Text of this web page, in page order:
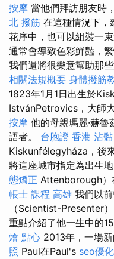
按摩 當他們拜訪朋友時
北 撥筋 在這種情況下，
花序中，也可以組裝一
通常會導致色彩鮮豔，
我們還將很樂意幫助那
相關法規概要 身體撥筋
1823年1月1日出生於
IstvánPetrovics，大師
按摩 他的母親瑪麗·赫
語者。 台胞證 香港 沾黏
Kiskunfélegyháza，後
將這座城市指定為出生
態矯正 Attenborough）
帳士 課程 高雄 我們以
（Scientist-Presenter
重點介紹了他一生中的
燴 點心 2013年，一場
照 Paul在Paul's seo優化